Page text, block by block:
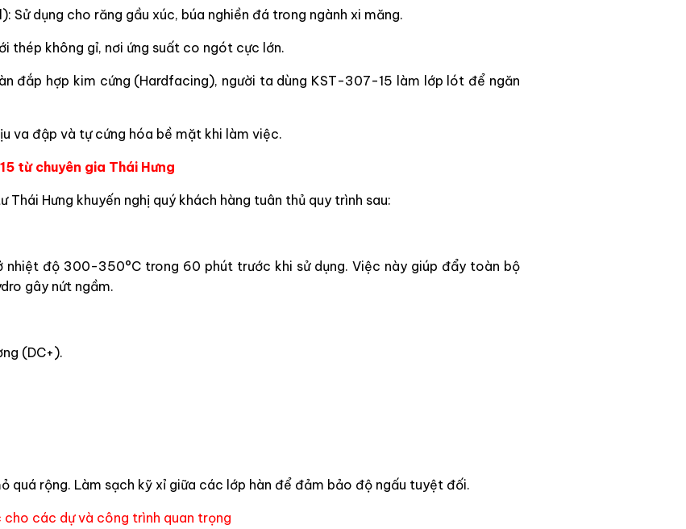
Sử dụng cho răng gầu xúc, búa nghiền đá trong ngành xi măng.
thép không gỉ, nơi ứng suất co ngót cực lớn.
đắp hợp kim cứng (Hardfacing), người ta dùng KST-307-15 làm lớp lót để ngăn
va đập và tự cứng hóa bề mặt khi làm việc.
từ chuyên gia Thái Hưng
Hưng khuyến nghị quý khách hàng tuân thủ quy trình sau:
nhiệt độ 300-350°C trong 60 phút trước khi sử dụng. Việc này giúp đẩy toàn bộ
gây nứt ngầm.
(DC+).
quá rộng. Làm sạch kỹ xỉ giữa các lớp hàn để đảm bảo độ ngấu tuyệt đối.
các dự và công trình quan trọng